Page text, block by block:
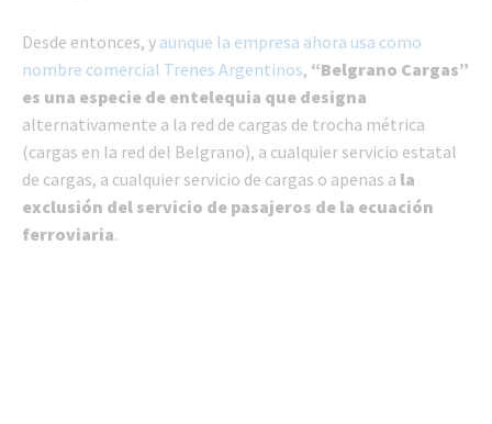
Desde entonces, y aunque la empresa ahora usa como
nombre comercial Trenes Argentinos, “Belgrano Cargas”
es una especie de entelequia que designa
alternativamente a la red de cargas de trocha métrica
(cargas en la red del Belgrano), a cualquier servicio estatal
de cargas, a cualquier servicio de cargas o apenas a la
exclusión del servicio de pasajeros de la ecuación
ferroviaria.